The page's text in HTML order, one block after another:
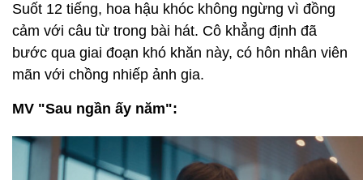
Suốt 12 tiếng, hoa hậu khóc không ngừng vì đồng
cảm với câu từ trong bài hát. Cô khẳng định đã
bước qua giai đoạn khó khăn này, có hôn nhân viên
mãn với chồng nhiếp ảnh gia.
MV "Sau ngần ấy năm":